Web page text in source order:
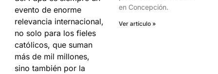
evento de enorme
relevancia internacional,
no solo para los fieles
católicos, que suman
más de mil millones,
sino también por la
en Concepción.
Ver artículo »